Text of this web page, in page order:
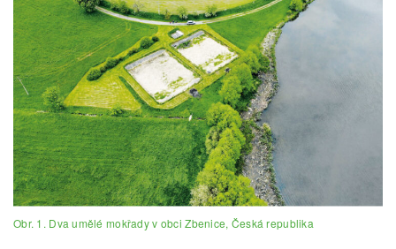
Obr. 1. Dva umělé mokřady v obci Zbenice, Česká republika